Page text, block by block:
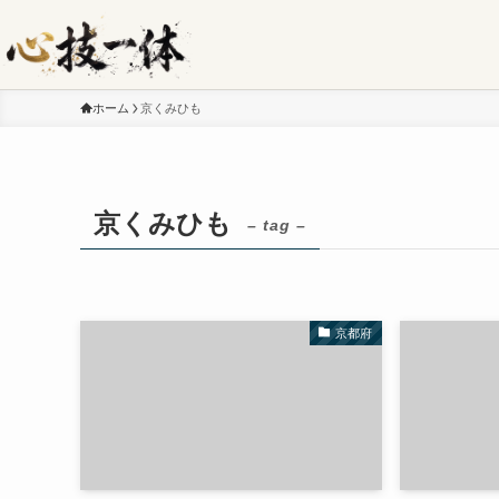
ホーム 京くみひも
京くみひも – tag –
京都府